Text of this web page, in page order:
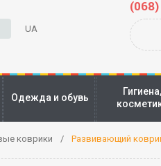
UA
(068)
Одежда и обувь
Гигиена,
коврики Развивающий